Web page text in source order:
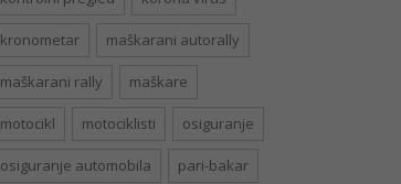
kronometar maškarani autorally
maškarani rally maškare
motocikl motociklisti osiguranje
osiguranje automobila pari-bakar